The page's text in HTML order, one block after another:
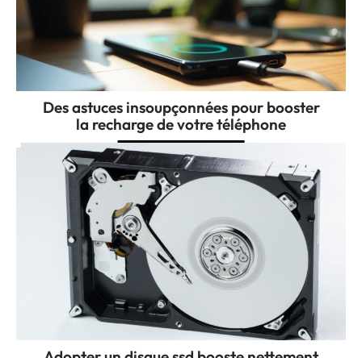
Des astuces insoupçonnées pour booster
la recharge de votre téléphone